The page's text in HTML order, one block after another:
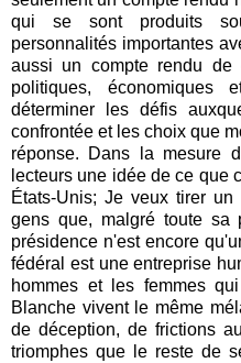
qui se sont produits
personnalités importantes
aussi un compte rendu de
politiques,
déterminer les défis
confrontée et les choix que
réponse. Dans la mesure
lecteurs une idée de ce que
États-Unis; Je veux tirer
gens que, malgré toute sa
présidence n'est encore
fédéral est une entreprise
hommes et les femmes
Blanche vivent le même
de déception, de frictions
triomphes que le reste de